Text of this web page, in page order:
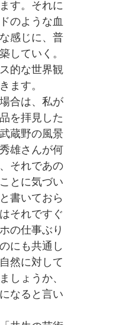
す。それに
のような血
感じに、普
していく。
的な世界観
ます。
合は、私が
を拝見した
蔵野の風景
雄さんが何
それであの
とに気づい
書いておら
それですぐ
の仕事ぶり
にも共通し
然に対して
しょうか、
なると言い